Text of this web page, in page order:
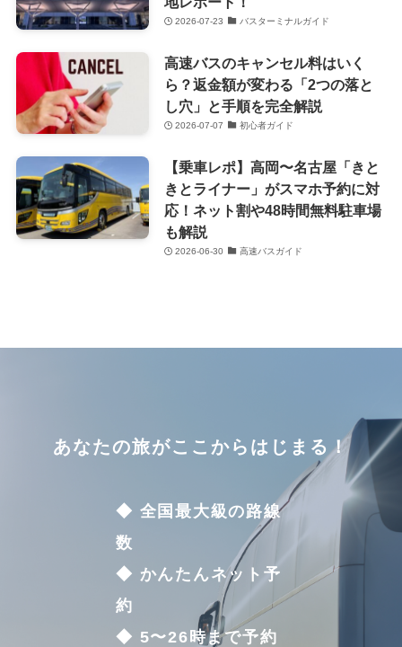
2026-07-23 バスターミナルガイド
高速バスのキャンセル料はいく
ら？返金額が変わる「2つの落と
し穴」と手順を完全解説
2026-07-07 初心者ガイド
【乗車レポ】高岡〜名古屋「きと
きとライナー」がスマホ予約に対
応！ネット割や48時間無料駐車場
も解説
2026-06-30 高速バスガイド
あなたの旅がここからはじまる！
◆ 全国最大級の路線
数
◆ かんたんネット予
約
◆ 5〜26時まで予約